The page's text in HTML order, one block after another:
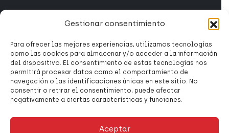
Gestionar consentimiento
Para ofrecer las mejores experiencias, utilizamos tecnologías
como las cookies para almacenar y/o acceder a la información
del dispositivo. El consentimiento de estas tecnologías nos
permitirá procesar datos como el comportamiento de
navegación o las identificaciones únicas en este sitio. No
consentir o retirar el consentimiento, puede afectar
negativamente a ciertas características y funciones.
Aceptar
PRODUCTOS
Mesas Giratorias
Platos Divisores
Accesorios
Sistemas de Sujeción
Automatización Industrial